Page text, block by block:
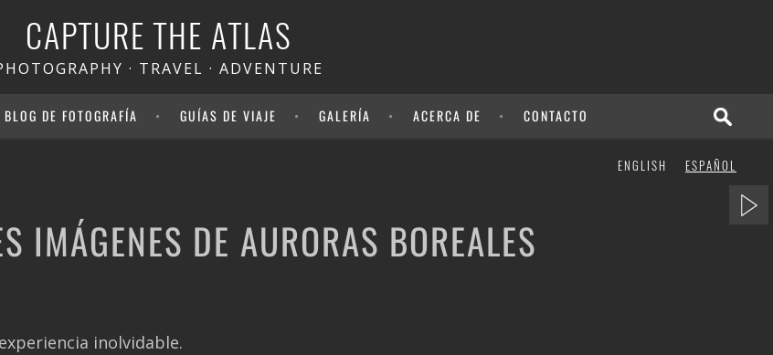
CAPTURE THE ATLAS
· TRAVEL · ADVENTURE
BLOG DE FOTOGRAFÍA GUÍAS DE VIAJE GALERÍA ACERCA DE CONTACTO
ENGLISH ESPAÑOL
IMÁGENES DE AURORAS BOREALES
inolvidable.